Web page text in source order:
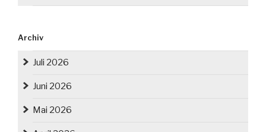
Archiv
Juli 2026
Juni 2026
Mai 2026